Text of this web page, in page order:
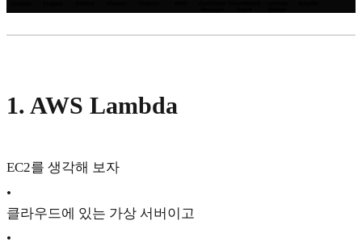
1. AWS Lambda
EC2를 생각해 보자
•
클라우드에 있는 가상 서버이고
•